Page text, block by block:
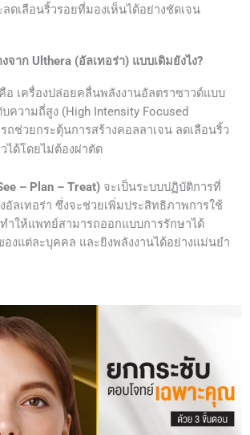
ดเลือนริ้วรอยที่มองเห็นได้อย่างชัดเจน
จาก Ulthera (อัลเทอร่า) แบบเดิมยังไง?
อ เครื่องปล่อยคลื่นพลังงานอัลตราซาวด์แบบ
บความถี่สูง (High Intensity Focused
ถช่วยกระตุ้นการสร้างคอลลาเจน ลดเลือนริ้ว
ได้โดยไม่ต้องผ่าตัด
– Plan – Treat) จะเป็นระบบปฏิบัติการที่
อัลเทอร่า ซึ่งจะช่วยเพิ่มประสิทธิภาพการใช้
ทำให้แพทย์สามารถออกแบบการรักษาได้
งแต่ละบุคคล และยิงพลังงานได้อย่างแม่นยำ